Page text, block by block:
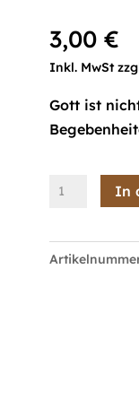
3,00€
Inkl. MwSt
Gott ist
EingreifenIn